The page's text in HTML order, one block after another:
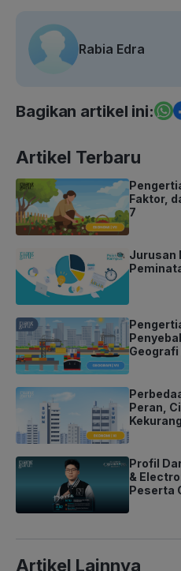
Rabia Edra
Bagikan artikel ini:
Artikel Terbaru
Faktor,
7
Jurusan
Geografi
Peran,
Profil
&
Peserta
Artikel Lainnya